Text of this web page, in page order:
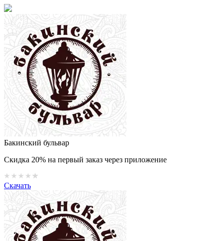
Бакинский бульвар
Скидка 20% на первый заказ через приложение
Скачать